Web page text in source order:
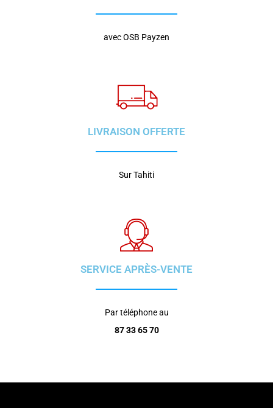
avec OSB Payzen
LIVRAISON OFFERTE
Sur Tahiti
SERVICE APRÈS-VENTE
Par téléphone au
87 33 65 70